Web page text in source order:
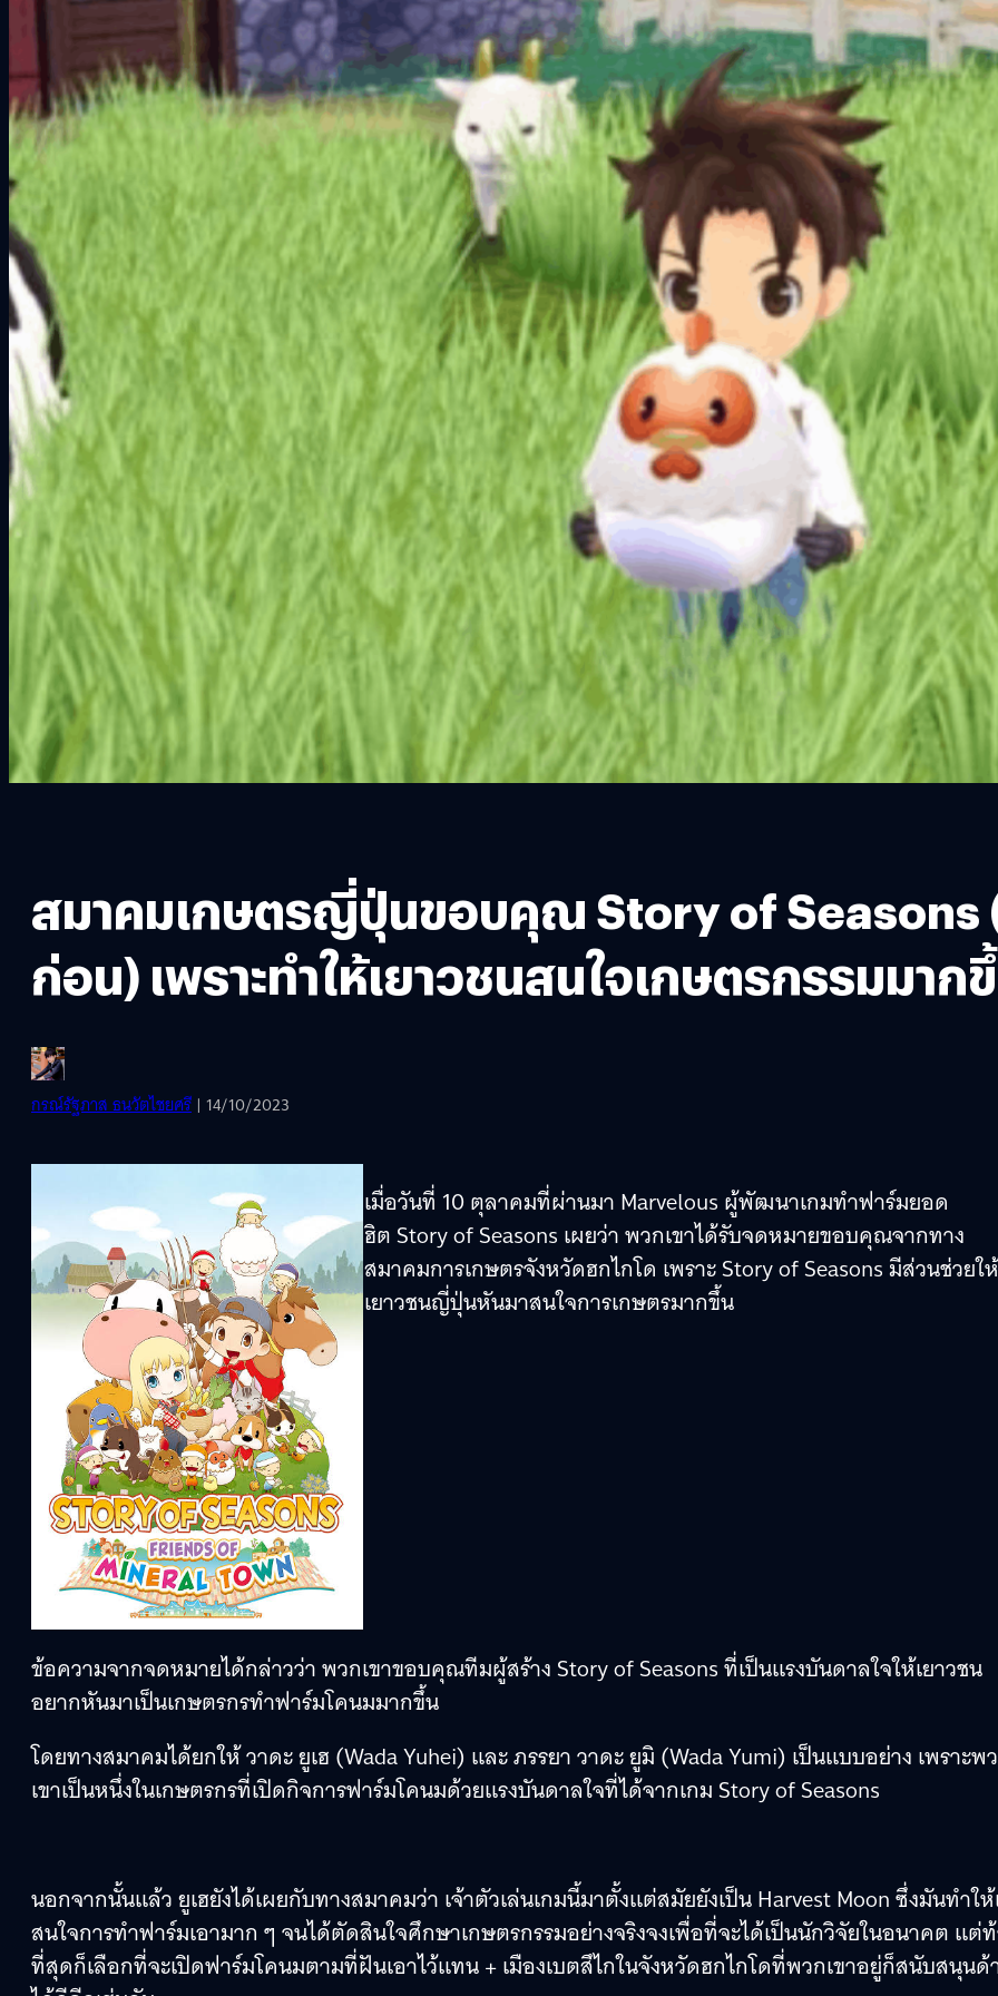
สมาคมเกษตรญี่ปุ่นขอบคุณ Story of Seasons
ก่อน) เพราะทำให้เยาวชนสนใจเกษตรกรรมมาก
กรณ์รัฐภาส ธนวัตไชยศรี | 14/10/2023
เมื่อวันที่ 10 ตุลาคมที่ผ่านมา Marvelous ผู้พัฒนาเกมทำฟาร์มยอด
ฮิต Story of Seasons เผยว่า พวกเขาได้รับจดหมายขอบคุณจากทาง
สมาคมการเกษตรจังหวัดฮกไกโด เพราะ Story of Seasons มีส่วนช่วยให้
เยาวชนญี่ปุ่นหันมาสนใจการเกษตรมากขึ้น
ข้อความจากจดหมายได้กล่าวว่า พวกเขาขอบคุณทีมผู้สร้าง Story of Seasons ที่เป็นแรงบันดาลใจให้เยาวชน
อยากหันมาเป็นเกษตรกรทำฟาร์มโคนมมากขึ้น
โดยทางสมาคมได้ยกให้ วาดะ ยูเฮ (Wada Yuhei) และ ภรรยา วาดะ ยูมิ (Wada Yumi) เป็นแบบอย่าง เพราะพ
เขาเป็นหนึ่งในเกษตรกรที่เปิดกิจการฟาร์มโคนมด้วยแรงบันดาลใจที่ได้จากเกม Story of Seasons
นอกจากนั้นแล้ว ยูเฮยังได้เผยกับทางสมาคมว่า เจ้าตัวเล่นเกมนี้มาตั้งแต่สมัยยังเป็น Harvest Moon ซึ่งมันทำให้
สนใจการทำฟาร์มเอามาก ๆ จนได้ตัดสินใจศึกษาเกษตรกรรมอย่างจริงจงเพื่อที่จะได้เป็นนักวิจัยในอนาคต แต่
ที่สุดก็เลือกที่จะเปิดฟาร์มโคนมตามที่ฝันเอาไว้แทน + เมืองเบตสึไกในจังหวัดฮกไกโดที่พวกเขาอยู่ก็สนับสนุน